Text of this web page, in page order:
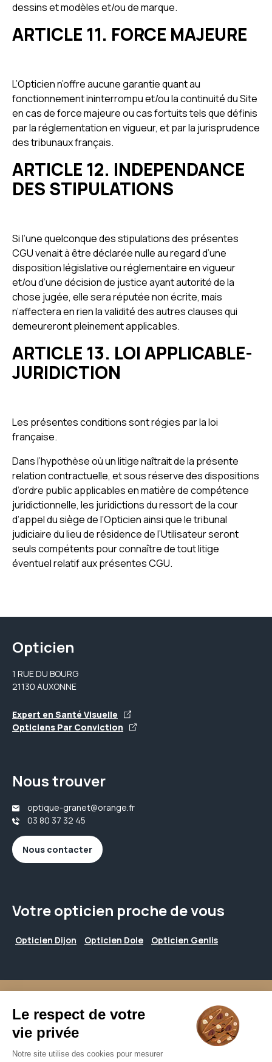
dessins et modèles et/ou de marque.
ARTICLE 11. FORCE MAJEURE
L’Opticien n’offre aucune garantie quant au
fonctionnement ininterrompu et/ou la continuité du Site
en cas de force majeure ou cas fortuits tels que définis
par la réglementation en vigueur, et par la jurisprudence
des tribunaux français.
ARTICLE 12. INDEPENDANCE
DES STIPULATIONS
Si l’une quelconque des stipulations des présentes
CGU venait à être déclarée nulle au regard d’une
disposition législative ou réglementaire en vigueur
et/ou d’une décision de justice ayant autorité de la
chose jugée, elle sera réputée non écrite, mais
n’affectera en rien la validité des autres clauses qui
demeureront pleinement applicables.
ARTICLE 13. LOI APPLICABLE-
JURIDICTION
Les présentes conditions sont régies par la loi
française.
Dans l’hypothèse où un litige naîtrait de la présente
relation contractuelle, et sous réserve des dispositions
d’ordre public applicables en matière de compétence
juridictionnelle, les juridictions du ressort de la cour
d’appel du siège de l’Opticien ainsi que le tribunal
judiciaire du lieu de résidence de l’Utilisateur seront
seuls compétents pour connaître de tout litige
éventuel relatif aux présentes CGU.
Opticien
1 RUE DU BOURG
21130 AUXONNE
Expert en Santé Visuelle
Opticiens Par Conviction
Votre opticien proche de vous
Opticien Dijon Opticien Dole Opticien Genlis
Nous trouver
optique-granet@orange.fr
03 80 37 32 45
Nous contacter
Politique de confidentialité
Groupe all © - Tous droits réservés - 2026